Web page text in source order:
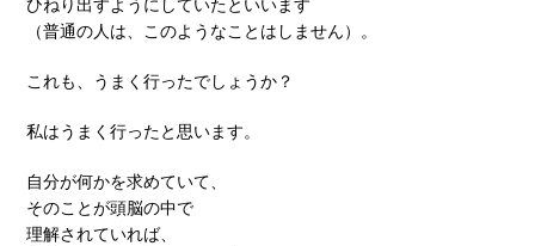
ひねり出すようにしていたといいます
（普通の人は、このようなことはしません）。
これも、うまく行ったでしょうか？
私はうまく行ったと思います。
自分が何かを求めていて、
そのことが頭脳の中で
理解されていれば、